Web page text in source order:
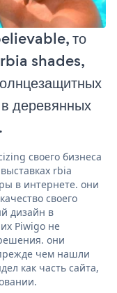
то
rbia shades,
деревянных
своего бизнеса
rbia
в интернете. они
своего
дизайн в
Piwigo не
они
чем нашли
как часть сайта,